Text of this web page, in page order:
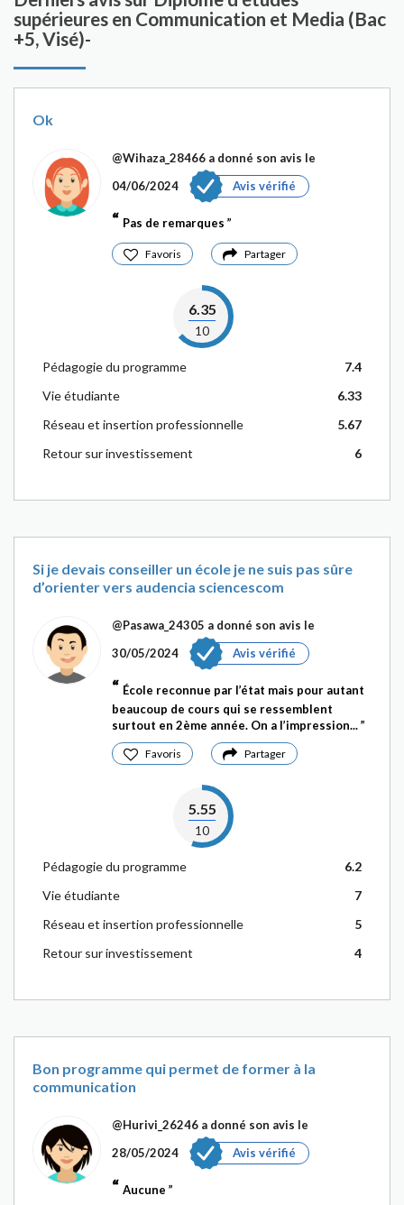
supérieures en Communication et Media (Bac
+5, Visé)-
Ok
@Wihaza_28466 a donné son avis le
04/06/2024
Avis vérifié
Pas de remarques
Favoris Partager
6.35
10
Pédagogie du programme
7.4
Vie étudiante
6.33
Réseau et insertion professionnelle
5.67
Retour sur investissement
6
Si je devais conseiller un école je ne suis pas sûre
d’orienter vers audencia sciencescom
@Pasawa_24305 a donné son avis le
30/05/2024
Avis vérifié
École reconnue par l’état mais pour autant
beaucoup de cours qui se ressemblent
surtout en 2ème année. On a l’impression...
Favoris Partager
5.55
10
Pédagogie du programme
6.2
Vie étudiante
7
Réseau et insertion professionnelle
5
Retour sur investissement
4
Bon programme qui permet de former à la
communication
@Hurivi_26246 a donné son avis le
28/05/2024
Avis vérifié
Aucune